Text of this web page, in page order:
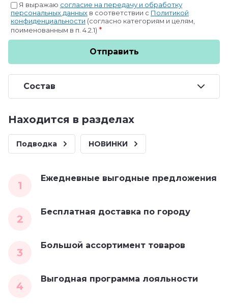
Я выражаю согласие на передачу и обработку
персональных данных в соответствии с Политикой
конфиденциальности (согласно категориям и целям,
поименованным в п. 4.2.1) *
Отправить
Состав
Находится в разделах
Подводка НОВИНКИ
1
Ежедневные выгодные предложения
2
Бесплатная доставка по городу
3
Большой ассортимент товаров
4
Выгодная программа лояльности